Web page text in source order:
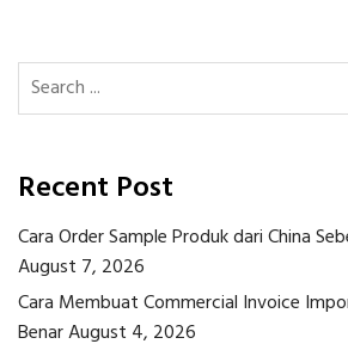
Recent Post
Cara Order Sample Produk dari China
August 7, 2026
Cara Membuat Commercial Invoice
BenarAugust 4, 2026